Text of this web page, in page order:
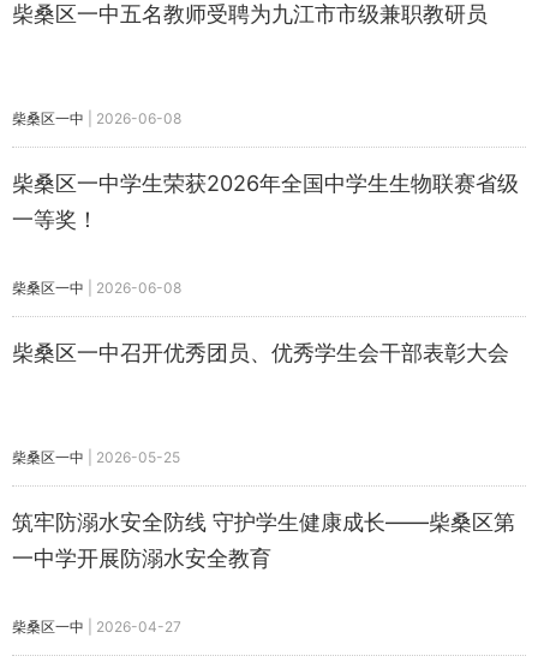
柴桑区一中五名教师受聘为九江市市级兼职教研员
柴桑区一中 2026-06-08
​柴桑区一中学生荣获2026年全国中学生生物联赛省级
一等奖！
柴桑区一中 2026-06-08
柴桑区一中召开优秀团员、优秀学生会干部表彰大会
柴桑区一中 2026-05-25
筑牢防溺水安全防线 守护学生健康成长——柴桑区第
一中学开展防溺水安全教育
柴桑区一中 2026-04-27